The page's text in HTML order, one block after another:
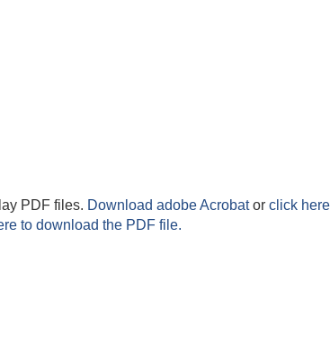
PDF files. Download adobe Acrobator click
to download the PDF file.